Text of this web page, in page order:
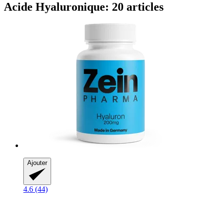
Acide Hyaluronique: 20 articles
Ajouter
4.6 (44)